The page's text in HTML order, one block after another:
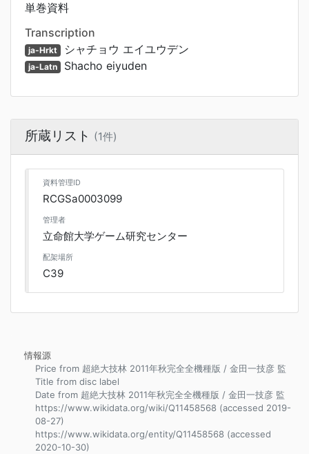
単巻資料
Transcription
ja-Hrkt シャチョウ エイユウデン
ja-Latn Shacho eiyuden
所蔵リスト (1件)
資料管理ID
RCGSa0003099
管理者
立命館大学ゲーム研究センター
配架場所
C39
情報源
Price from 超絶大技林 2011年秋完全全機種版 / 金田一技彦 監
Title from disc label
Date from 超絶大技林 2011年秋完全全機種版 / 金田一技彦 監
https://www.wikidata.org/wiki/Q11458568 (accessed 2019-
08-27)
https://www.wikidata.org/entity/Q11458568 (accessed
2020-10-30)